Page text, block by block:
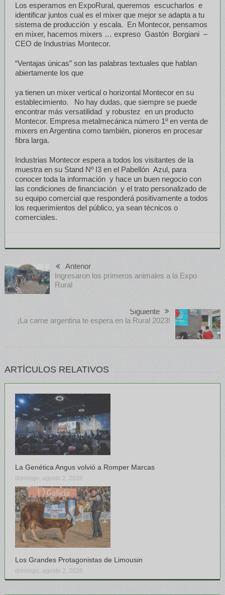
Los esperamos en ExpoRural, queremos escucharlos e
identificar juntos cual es el mixer que mejor se adapta a tu
sistema de producción y escala. En Montecor, pensamos
en mixer, hacemos mixers … expreso Gastón Borgiani –
CEO de Industrias Montecor.
“Ventajas únicas” son las palabras textuales que hablan
abiertamente los que
ya tienen un mixer vertical o horizontal Montecor en su
establecimiento. No hay dudas, que siempre se puede
encontrar más versatilidad y robustez en un producto
Montecor. Empresa metalmecánica número 1º en venta de
mixers en Argentina como también, pioneros en procesar
fibra larga.
Industrias Montecor espera a todos los visitantes de la
muestra en su Stand Nº I3 en el Pabellón Azul, para
conocer toda la información y hace un buen negocio con
las condiciones de financiación y el trato personalizado de
su equipo comercial que responderá positivamente a todos
los requerimientos del público, ya sean técnicos o
comerciales.
Anterior
Ingresaron los primeros animales a la Expo
Rural
Siguiente
¡La carne argentina te espera en la Rural 2023!
ARTÍCULOS RELATIVOS
La Genética Angus volvió a Romper Marcas
domingo, agosto 2, 2026
Los Grandes Protagonistas de Limousin
domingo, agosto 2, 2026